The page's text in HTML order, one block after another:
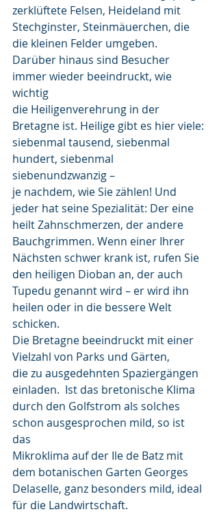
zerklüftete Felsen, Heideland mit
Stechginster, Steinmäuerchen, die
die kleinen Felder umgeben.
Darüber hinaus sind Besucher
immer wieder beeindruckt, wie
wichtig
die Heiligenverehrung in der
Bretagne ist. Heilige gibt es hier viele:
siebenmal tausend, siebenmal
hundert, siebenmal
siebenundzwanzig –
je nachdem, wie Sie zählen! Und
jeder hat seine Spezialität: Der eine
heilt Zahnschmerzen, der andere
Bauchgrimmen. Wenn einer Ihrer
Nächsten schwer krank ist, rufen Sie
den heiligen Dioban an, der auch
Tupedu genannt wird – er wird ihn
heilen oder in die bessere Welt
schicken.
Die Bretagne beeindruckt mit einer
Vielzahl von Parks und Gärten,
die zu ausgedehnten Spaziergängen
einladen.  Ist das bretonische Klima
durch den Golfstrom als solches
schon ausgesprochen mild, so ist
das
Mikroklima auf der Ile de Batz mit
dem botanischen Garten Georges
Delaselle, ganz besonders mild, ideal
für die Landwirtschaft.